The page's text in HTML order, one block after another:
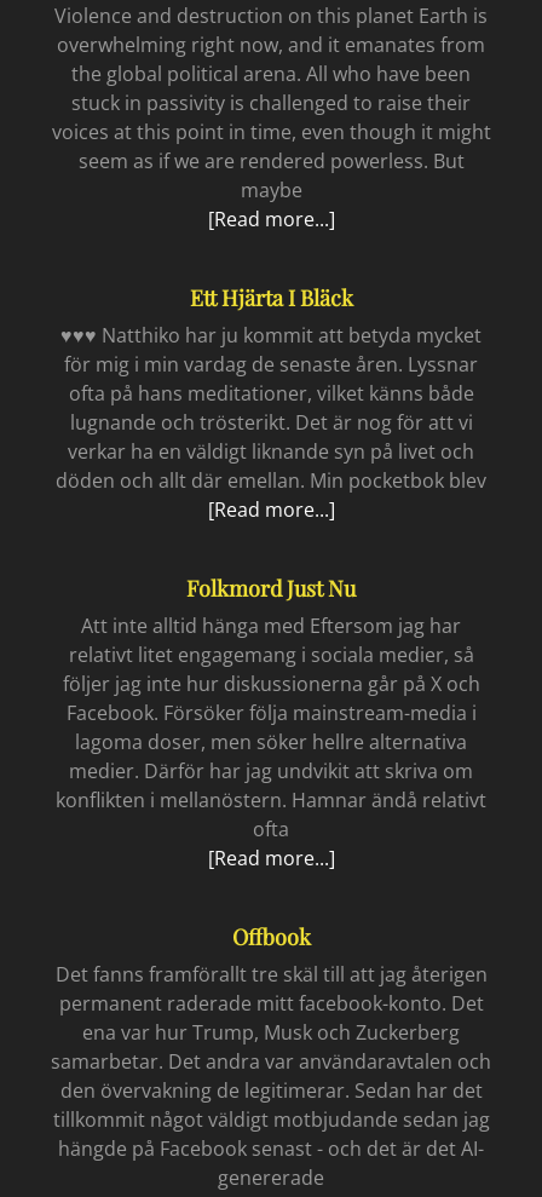
Violence and destruction on this planet Earth is
overwhelming right now, and it emanates from
the global political arena. All who have been
stuck in passivity is challenged to raise their
voices at this point in time, even though it might
seem as if we are rendered powerless. But
maybe
[Read more...]Stay
Ett Hjärta I Bläck
♥♥♥ Natthiko har ju kommit att betyda mycket
för mig i min vardag de senaste åren. Lyssnar
ofta på hans meditationer, vilket känns både
lugnande och trösterikt. Det är nog för att vi
verkar ha en väldigt liknande syn på livet och
döden och allt där emellan. Min pocketbok blev
[Read more...]Ett
bläck
Folkmord Just Nu
Att inte alltid hänga med Eftersom jag har
relativt litet engagemang i sociala medier, så
följer jag inte hur diskussionerna går på X och
Facebook. Försöker följa mainstream-media i
lagoma doser, men söker hellre alternativa
medier. Därför har jag undvikit att skriva om
konflikten i mellanöstern. Hamnar ändå relativt
ofta
[Read more...]Folkmord
Offbook
Det fanns framförallt tre skäl till att jag återigen
permanent raderade mitt facebook-konto. Det
ena var hur Trump, Musk och Zuckerberg
samarbetar. Det andra var användaravtalen och
den övervakning de legitimerar. Sedan har det
tillkommit något väldigt motbjudande sedan jag
hängde på Facebook senast - och det är det AI-
genererade